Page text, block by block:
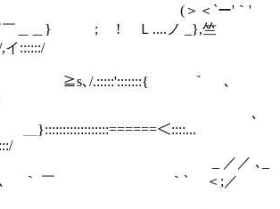
＜`ー'｀'
￣＿＿} ; ! Ｌ....ノ _},竺
::::::/
￣ ≧s､/.:::::':::::::{￣ ｀ ､
＜::::...
／ ､_
､ ｀ ￣ ｀` ＜;／